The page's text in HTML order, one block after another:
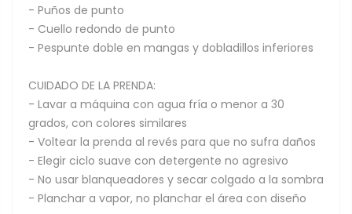
- Puños de punto
- Cuello redondo de punto
- Pespunte doble en mangas y dobladillos inferiores
CUIDADO DE LA PRENDA:
- Lavar a máquina con agua fría o menor a 30
grados, con colores similares
- Voltear la prenda al revés para que no sufra daños
- Elegir ciclo suave con detergente no agresivo
- No usar blanqueadores y secar colgado a la sombra
- Planchar a vapor, no planchar el área con diseño